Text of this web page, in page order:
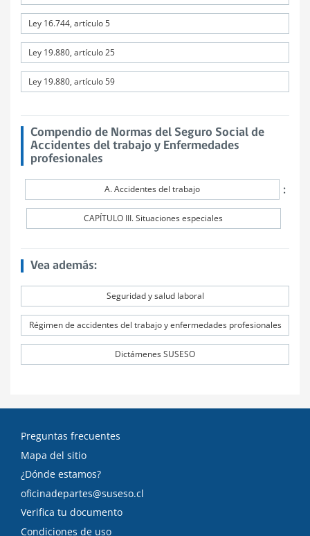
Ley 16.744, artículo 5
Ley 19.880, artículo 25
Ley 19.880, artículo 59
Compendio de Normas del Seguro Social de
Accidentes del trabajo y Enfermedades
profesionales
A. Accidentes del trabajo :
CAPÍTULO III. Situaciones especiales
Vea además:
Seguridad y salud laboral
Régimen de accidentes del trabajo y enfermedades profesionales
Dictámenes SUSESO
Preguntas frecuentes
Mapa del sitio
¿Dónde estamos?
oficinadepartes@suseso.cl
Verifica tu documento
Condiciones de uso